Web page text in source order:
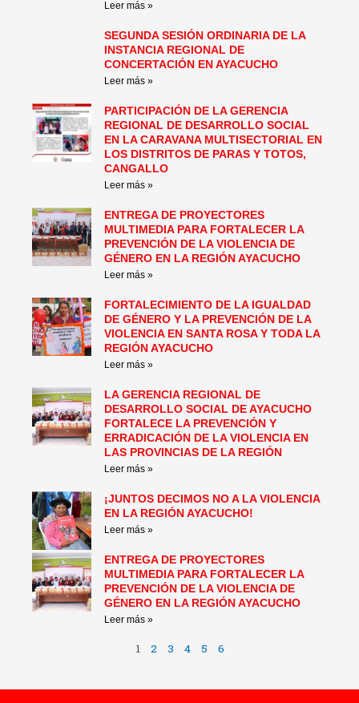
Leer más »
SEGUNDA SESIÓN ORDINARIA DE LA
INSTANCIA REGIONAL DE
CONCERTACIÓN EN AYACUCHO
Leer más »
PARTICIPACIÓN DE LA GERENCIA
REGIONAL DE DESARROLLO SOCIAL
EN LA CARAVANA MULTISECTORIAL EN
LOS DISTRITOS DE PARAS Y TOTOS,
CANGALLO
Leer más »
ENTREGA DE PROYECTORES
MULTIMEDIA PARA FORTALECER LA
PREVENCIÓN DE LA VIOLENCIA DE
GÉNERO EN LA REGIÓN AYACUCHO
Leer más »
FORTALECIMIENTO DE LA IGUALDAD
DE GÉNERO Y LA PREVENCIÓN DE LA
VIOLENCIA EN SANTA ROSA Y TODA LA
REGIÓN AYACUCHO
Leer más »
LA GERENCIA REGIONAL DE
DESARROLLO SOCIAL DE AYACUCHO
FORTALECE LA PREVENCIÓN Y
ERRADICACIÓN DE LA VIOLENCIA EN
LAS PROVINCIAS DE LA REGIÓN
Leer más »
¡JUNTOS DECIMOS NO A LA VIOLENCIA
EN LA REGIÓN AYACUCHO!
Leer más »
ENTREGA DE PROYECTORES
MULTIMEDIA PARA FORTALECER LA
PREVENCIÓN DE LA VIOLENCIA DE
GÉNERO EN LA REGIÓN AYACUCHO
Leer más »
1 2 3 4 5 6